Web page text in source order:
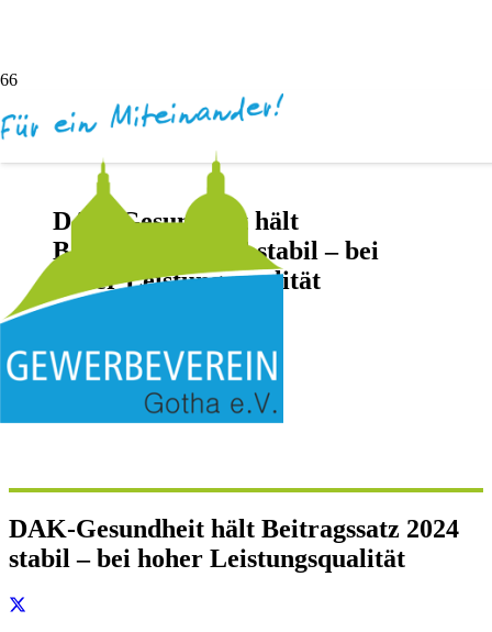
DAK-Gesundheit hält
Beitragssatz 2024 stabil – bei
hoher Leistungsqualität
Keine Kommentare
DAK-Gesundheit hält Beitragssatz 2024
stabil – bei hoher Leistungsqualität